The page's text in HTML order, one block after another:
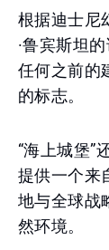
根据迪士尼
·鲁宾斯坦
任何之前的
的标志。
“海上城堡”
提供一个来
地与全球战
然环境。